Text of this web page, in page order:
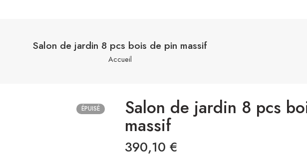
Salon de jardin 8 pcs bois de pin massif
Accueil
ÉPUISÉ Salon de jardin 8 pcs
massif
390,10 €